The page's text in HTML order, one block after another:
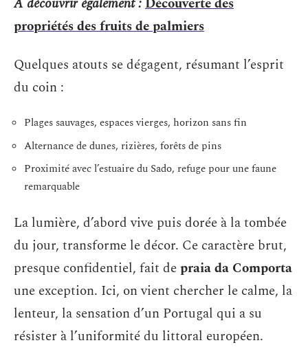
propriétés des fruits de palmiers
Quelques atouts se dégagent, résumant l’esprit
du coin :
Plages sauvages, espaces vierges, horizon sans fin
Alternance de dunes, rizières, forêts de pins
Proximité avec l’estuaire du Sado, refuge pour une faune
remarquable
La lumière, d’abord vive puis dorée à la tombée
du jour, transforme le décor. Ce caractère brut,
presque confidentiel, fait depraia da Comporta
une exception. Ici, on vient chercher le calme, la
lenteur, la sensation d’un Portugal qui a su
résister à l’uniformité du littoral européen.